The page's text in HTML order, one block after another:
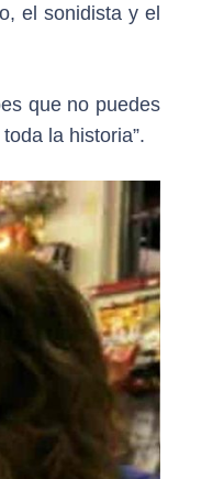
el sonidista y el
que no puedes
la historia”.